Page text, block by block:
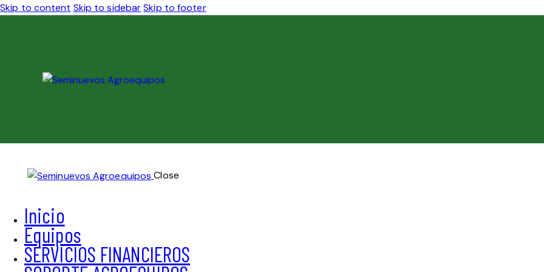
Skip to content Skip to sidebar Skip to footer
Close
Inicio
Equipos
SERVICIOS FINANCIEROS